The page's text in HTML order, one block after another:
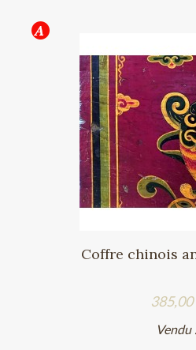
Coffre chinois
Prix
385,00
Vendu